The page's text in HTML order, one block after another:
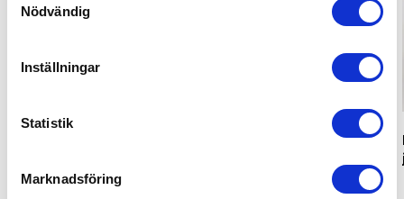
Nödvändig
Inställningar
Statistik
Marknadsföring
Creator 2.0 The iconic unisex